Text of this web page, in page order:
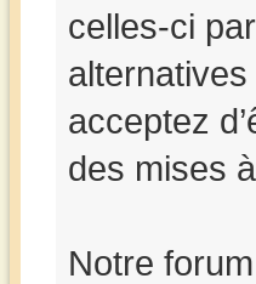
celles-ci
acceptez
des mises
Notre